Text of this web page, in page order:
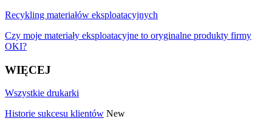
Recykling materiałów eksploatacyjnych
Czy moje materiały eksploatacyjne to oryginalne produkty firmy
OKI?
WIĘCEJ
Wszystkie drukarki
Historie sukcesu klientów New